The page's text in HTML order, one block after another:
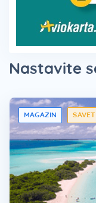
Nastavite
MAGAZIN